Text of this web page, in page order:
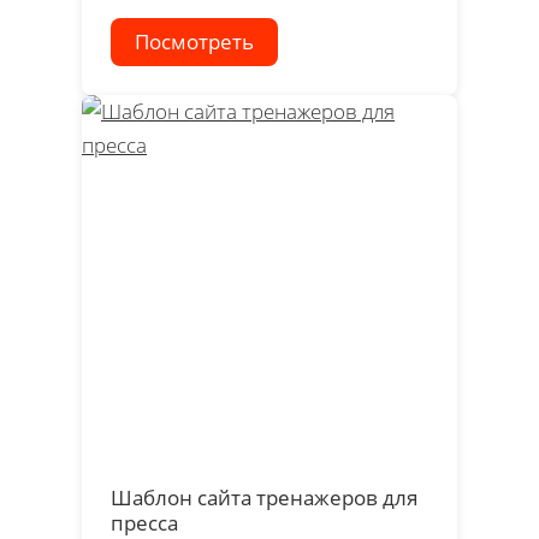
Посмотреть
Шаблон сайта тренажеров для
пресса